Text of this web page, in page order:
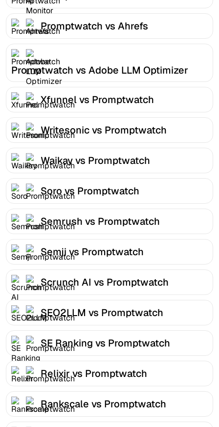
Promptwatch vs Ahrefs
Promptwatch vs Adobe LLM Optimizer
Xfunnel vs Promptwatch
Writesonic vs Promptwatch
Waikay vs Promptwatch
Soro vs Promptwatch
Semrush vs Promptwatch
Semji vs Promptwatch
Scrunch AI vs Promptwatch
SEO2LLM vs Promptwatch
SE Ranking vs Promptwatch
Relixir vs Promptwatch
Rankscale vs Promptwatch